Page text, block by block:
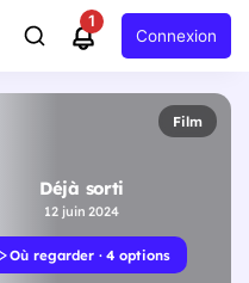
1
Connexion
Film
Déjà sorti
12 juin 2024
Où regarder · 4 options